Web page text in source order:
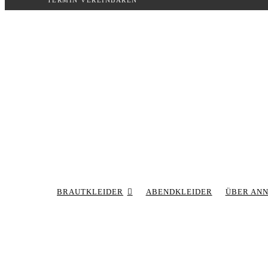
Inhalt
BRAUTKLEIDER ABENDKLEIDER ÜBER